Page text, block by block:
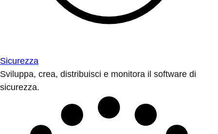
Sicurezza
Sviluppa, crea, distribuisci e monitora il software di
sicurezza.